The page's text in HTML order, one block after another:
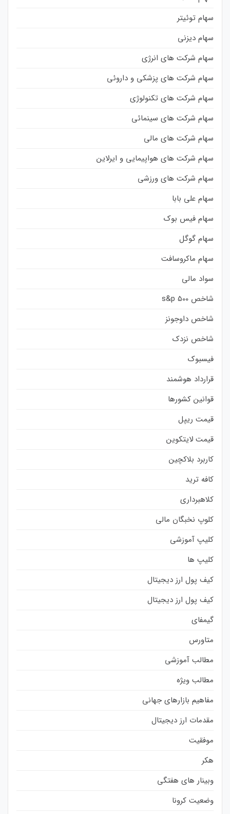
سهام توئیتر
سهام دیزنی
سهام شرکت های انرژی
سهام شرکت های پزشکی و داروئی
سهام شرکت های تکنولوژی
سهام شرکت های سینمائی
سهام شرکت های مالی
سهام شرکت های هواپیمایی و ایرلاین
سهام شرکت های ورزشی
سهام علی بابا
سهام فیس بوک
سهام گوگل
سهام ماکروسافت
سواد مالی
شاخص s&p 500
شاخص داوجونز
شاخص نزدک
فیسبوک
قرارداد هوشمند
قوانین کشورها
قیمت ریپل
قیمت لایتکوین
کاربرد بلاکچین
کافه ترید
کلاهبرداری
کلوپ نخبگان مالی
کلیپ آموزشی
کلیپ ها
کیف پول ارز دیجیتال
کیف پول ارز دیجیتال
گیمفای
متاورس
مطالب آموزشی
مطالب ویژه
مفاهیم بازارهای جهانی
مقدمات ارز دیجیتال
موفقیت
هکر
وبینار های هفتگی
وضعیت کرونا